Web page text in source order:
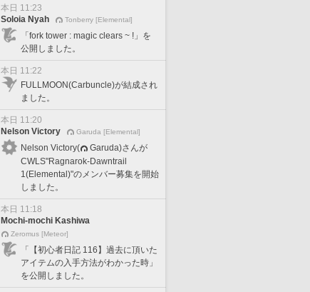
本日 11:23
Soloia Nyah
Tonberry [Elemental]
「fork tower : magic clears ~ !」を
公開しました。
本日 11:22
FULLMOON(Carbuncle)が結成され
ました。
本日 11:20
Nelson Victory
Garuda [Elemental]
Nelson Victory(
Garuda)さんが
CWLS"Ragnarok-Dawntrail
1(Elemental)"のメンバー募集を開始
しました。
本日 11:18
Mochi-mochi Kashiwa
Zeromus [Meteor]
「【初心者日記 116】過去に頂いた
アイテムの入手方法がわかった時」
を公開しました。